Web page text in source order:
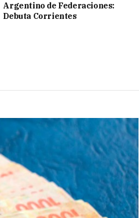
Argentino de Federaciones:
Debuta Corrientes